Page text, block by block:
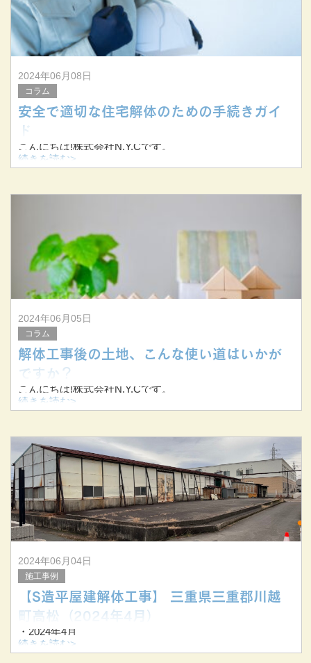
2024年06月08日
コラム
安全で適切な住宅解体のための手続きガイ
ド
こんにちは!株式会社N.Y.Cです。
当社は三重県桑名市を拠点に三重県を中心に東海三県で解
続きを読む>
2024年06月05日
コラム
解体工事後の土地、こんな使い道はいかが
ですか？
こんにちは!株式会社N.Y.Cです。
当社は三重県桑名市を拠点に、三重県を中心に東海三県で
今回は一般家庭の解体工事後の土地活用アイデアについて
お伝えします。
続きを読む>
2024年06月04日
施工事例
【S造平屋建解体工事】 三重県三重郡川越
町高松（2024年4月）
・2024年4月
・三重県三重郡川越町高松
・S造平屋建解体工事
続きを読む>